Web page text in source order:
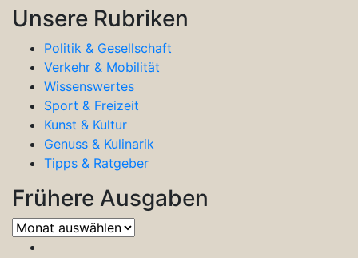
Unsere Rubriken
Politik & Gesellschaft
Verkehr & Mobilität
Wissenswertes
Sport & Freizeit
Kunst & Kultur
Genuss & Kulinarik
Tipps & Ratgeber
Frühere Ausgaben
Frühere
Ausgaben